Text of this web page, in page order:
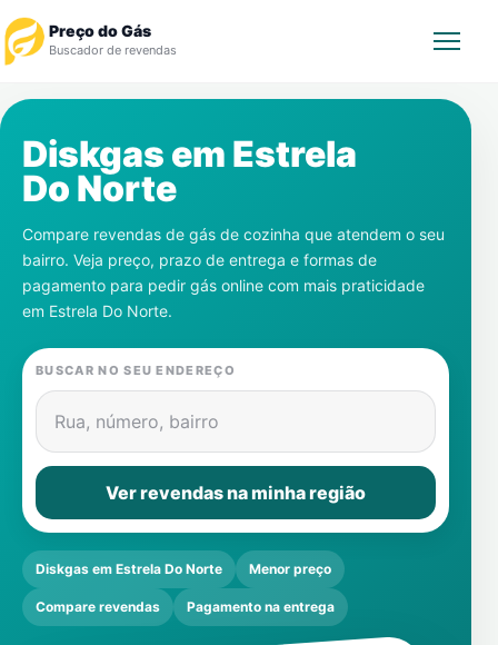
Preço do Gás
Buscador de revendas
Revendedor
Notícias
Cadastre-se
Gás
Contatos
Diskgas em Estrela
Do Norte
Compare revendas de gás de cozinha que atendem o seu
bairro. Veja preço, prazo de entrega e formas de
pagamento para pedir gás online com mais praticidade
em Estrela Do Norte.
BUSCAR NO SEU ENDEREÇO
Rua, número, bairro
Ver revendas na minha região
Diskgas em Estrela Do Norte Menor preço
Compare revendas Pagamento na entrega